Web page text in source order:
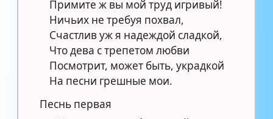
Примите ж вы мой труд игривый!
Ничьих не требуя похвал,
Счастлив уж я надеждой сладкой,
Что дева с трепетом любви
Посмотрит, может быть, украдкой
На песни грешные мои.
Песнь первая